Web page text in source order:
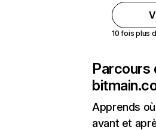
10 fois plus
Parcours
Apprends
avant et